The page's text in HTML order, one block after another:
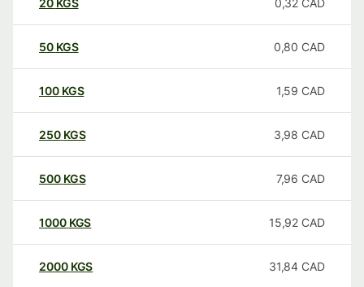
20 KGS 0,32 CAD
50 KGS 0,80 CAD
100 KGS 1,59 CAD
250 KGS 3,98 CAD
500 KGS 7,96 CAD
1000 KGS 15,92 CAD
2000 KGS 31,84 CAD